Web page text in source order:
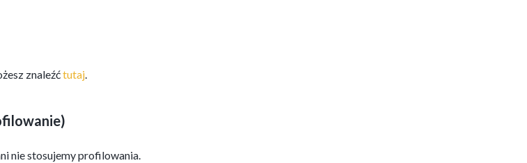
znaleźćtutaj.
nie stosujemy profilowania.